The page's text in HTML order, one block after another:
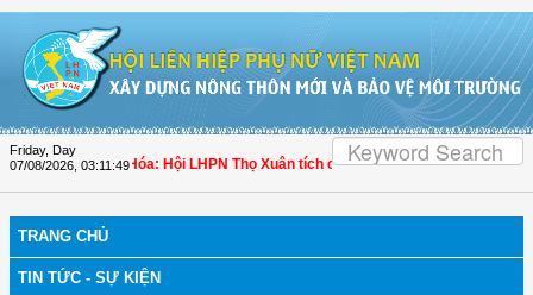
Friday, Day
07/08/2026 03:11:49
bệnh | Thanh Hóa: Hội LHPN Thọ Xuân tích cực góp phần nâng cao tỷ lệ
TRANG CHỦ
TIN TỨC - SỰ KIỆN